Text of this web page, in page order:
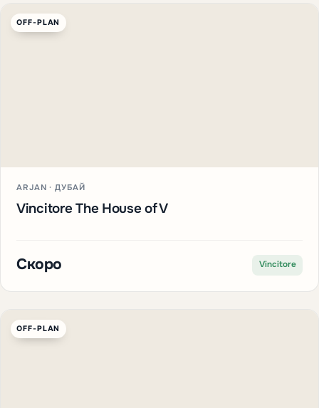
OFF-PLAN
ARJAN · ДУБАЙ
Vincitore The House of V
Скоро Vincitore
OFF-PLAN